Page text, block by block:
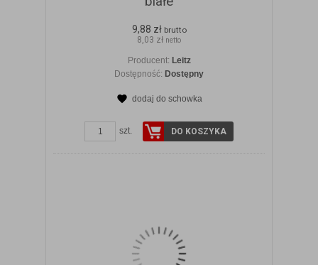
9,88 zł brutto
8,03 zł netto
Producent: Leitz
Dostępność: Dostępny
dodaj do schowka
szt. DO KOSZYKA